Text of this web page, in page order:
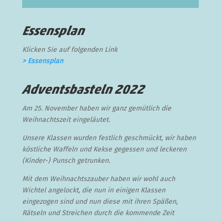
Essensplan
Klicken Sie auf folgenden Link
> Essensplan
Adventsbasteln 2022
Am 25. November haben wir ganz gemütlich die
Weihnachtszeit eingeläutet.
Unsere Klassen wurden festlich geschmückt, wir haben
köstliche Waffeln und Kekse gegessen und leckeren
(Kinder-) Punsch getrunken.
Mit dem Weihnachtszauber haben wir wohl auch
Wichtel angelockt, die nun in einigen Klassen
eingezogen sind und nun diese mit ihren Späßen,
Rätseln und Streichen durch die kommende Zeit